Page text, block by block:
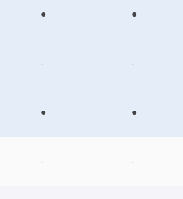
● ●
- -
● ●
- -